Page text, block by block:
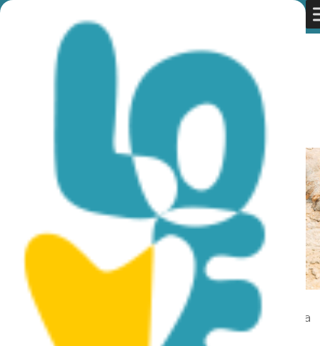
Discover Cyprus Rural
Sites &
Makronissos Tombs
Makronissos Tombs
Grobowce Makronissos znajdują się na zachód od Agia
Napa i składają się z 19 grobowców wykutych w skale,